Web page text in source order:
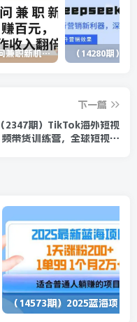
百度问一问兼职新机遇，单号日赚百元，批量操作收入翻倍
下一篇
（2347期）TikTok海外短视
频带货训练营，全球短视频